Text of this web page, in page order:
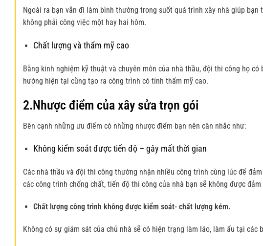
Ngoài ra bạn vẫn đi làm bình thường trong suốt quá trình xây nhà giúp
không phải công việc một hay hai hôm.
Chất lượng và thẩm mỹ cao
Bằng kinh nghiệm kỹ thuật và chuyên môn của nhà thầu, đội thi công họ
hướng hiện tại cũng tạo ra công trình có tính thẩm mỹ cao.
2.Nhược điểm của xây sửa trọn gói
Bên cạnh những ưu điểm có những nhược điểm bạn nên cân nhắc như:
Không kiểm soát được tiến độ – gây mất thời gian
Các nhà thầu và đội thi công thường nhận nhiều công trình cùng lúc để
các công trình chống chất, tiến độ thi công của nhà bạn sẽ không được đảm
Chất lượng công trình không được kiểm soát- chất lượng kém.
Không có sự giám sát của chủ nhà sẽ có hiện trạng làm láo, làm ẩu tại